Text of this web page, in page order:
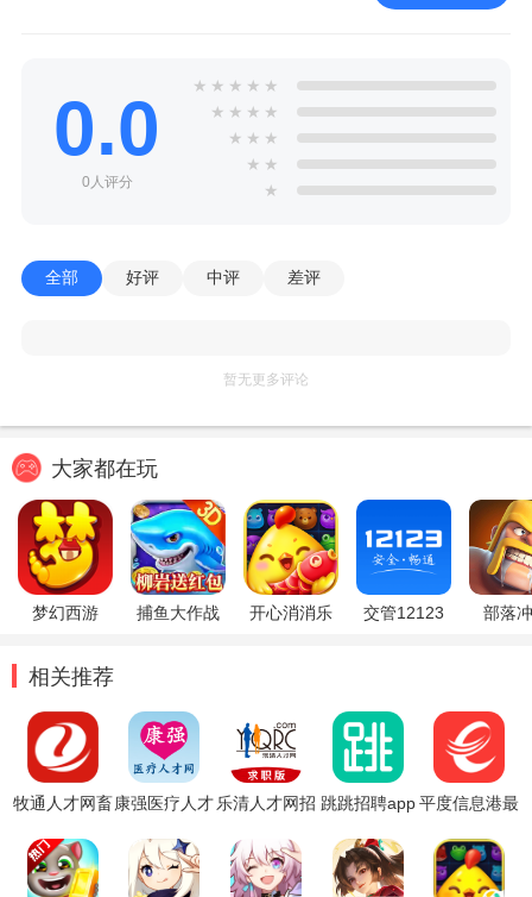
0.0
0人评分
★ ★ ★ ★ ★
★ ★ ★ ★
★ ★ ★
★ ★
★
全部 好评 中评 差评
暂无更多评论
大家都在玩
梦幻西游 捕鱼大作战 开心消消乐 交管12123 部落
相关推荐
牧通人才网畜 康强医疗人才 乐清人才网招 跳跳招聘app 平度信息港最